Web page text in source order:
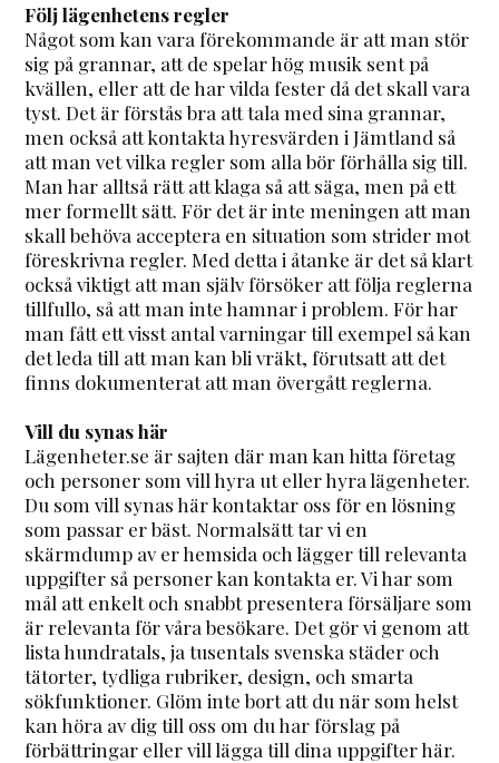
Följ lägenhetens regler
Något som kan vara förekommande är att man stör
sig på grannar, att de spelar hög musik sent på
kvällen, eller att de har vilda fester då det skall vara
tyst. Det är förstås bra att tala med sina grannar,
men också att kontakta hyresvärden i Jämtland så
att man vet vilka regler som alla bör förhålla sig till.
Man har alltså rätt att klaga så att säga, men på ett
mer formellt sätt. För det är inte meningen att man
skall behöva acceptera en situation som strider mot
föreskrivna regler. Med detta i åtanke är det så klart
också viktigt att man själv försöker att följa reglerna
tillfullo, så att man inte hamnar i problem. För har
man fått ett visst antal varningar till exempel så kan
det leda till att man kan bli vräkt, förutsatt att det
finns dokumenterat att man övergått reglerna.
Vill du synas här
Lägenheter.se är sajten där man kan hitta företag
och personer som vill hyra ut eller hyra lägenheter.
Du som vill synas här kontaktar oss för en lösning
som passar er bäst. Normalsätt tar vi en
skärmdump av er hemsida och lägger till relevanta
uppgifter så personer kan kontakta er. Vi har som
mål att enkelt och snabbt presentera försäljare som
är relevanta för våra besökare. Det gör vi genom att
lista hundratals, ja tusentals svenska städer och
tätorter, tydliga rubriker, design, och smarta
sökfunktioner. Glöm inte bort att du när som helst
kan höra av dig till oss om du har förslag på
förbättringar eller vill lägga till dina uppgifter här.